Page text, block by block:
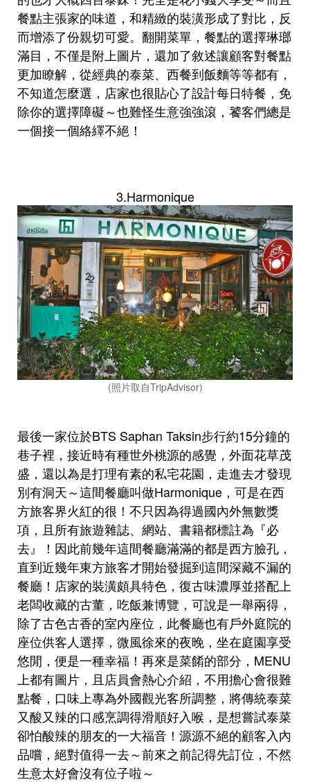
餐點主張家的味道，和精緻的裝潢形成了對比，反
而增添了份親切可愛。翻開菜單，餐點的選擇琳瑯
滿目，不僅是附上圖片，還加了敘述讓顧客對餐點
更加瞭解，從經典的泰菜、西餐到飯麵等等都有，
不知道怎麼選，店家也很貼心了設計每日特餐，免
除你的選擇障礙～也難怪生意強強滾，饕客們總是
一個接一個絡繹不絕！
3.Harmonique
(照片取自TripAdvisor)
最後一家位於BTS Saphan Taksin步行約15分鐘的
巷子裡，接近時有種世外桃源的感覺，外面花草茂
盛，還以為是打理有素的私宅花園，走進去才發現
別有洞天～這間餐廳叫做Harmonique，可是在西
方旅客界火紅的很！不只因為得過國內外無數獎
項，且所有旅遊雜誌、網站、書籍都標註為『必
去』！因此前幾年這間餐廳滿滿的都是西方臉孔，
直到近幾年東方旅客才開始發掘到這間深藏不漏的
餐廳！店家的裝潢頗具特色，復古味濃厚並搭配上
老闆收藏的古董，吃飯兼博覽，可說是一舉兩得，
除了古色古香的室內座位，此餐廳也有戶外庭院的
座位供客人選擇，微風徐來的夜晚，坐在庭園享受
悠閒，便是一種幸福！再來是菜餚的部分，MENU
上都有圖片，且店員會熱心介紹，不用擔心會很難
點餐，口味上專為外國觀光客所調整，將傳統泰菜
又酸又辣的口感烹調得滑順好入喉，是想嘗試泰菜
卻怕酸辣的朋友的一大福音！源源不絕的顧客入內
品嚐，絕對值得一去～前來之前記得先訂位，不然
生意太好會沒有位子啦～